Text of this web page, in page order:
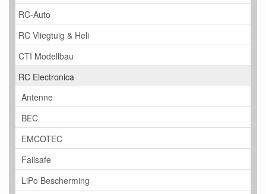
RC-Auto
RC Vliegtuig & Heli
CTI Modellbau
RC Electronica
Antenne
BEC
EMCOTEC
Failsafe
LiPo Bescherming